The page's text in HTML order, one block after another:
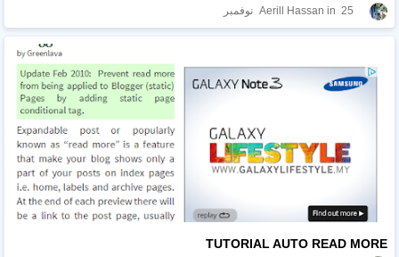
Aerill Hassan 25 نوفمبر
TUTORIAL AUTO READ MORE